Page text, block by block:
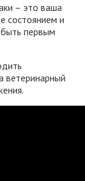
– это ваша
состоянием и
первым
ветеринарный